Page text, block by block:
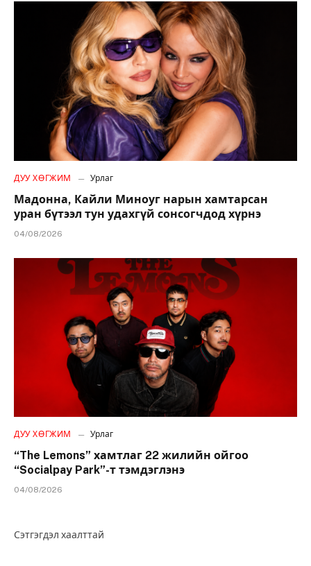
ДУУ ХӨГЖИМ Урлаг
Мадонна, Кайли Миноуг нарын хамтарсан
уран бүтээл тун удахгүй сонсогчдод хүрнэ
04/08/2026
ДУУ ХӨГЖИМ Урлаг
“The Lemons” хамтлаг 22 жилийн ойгоо
“Socialpay Park”-т тэмдэглэнэ
04/08/2026
Сэтгэгдэл хаалттай